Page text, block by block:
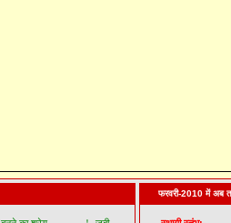
फरवरी-2010 में अब